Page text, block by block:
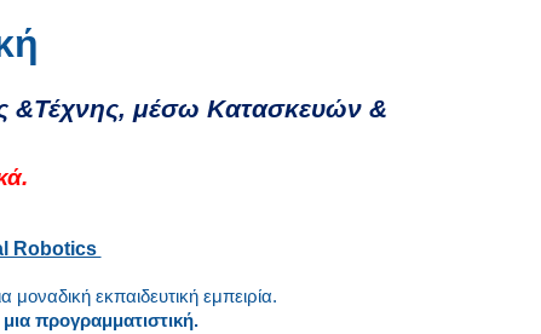
&Τέχνης, μέσω Κατασκευών &
Robotics
εκπαιδευτική εμπειρία.
προγραμματιστική.